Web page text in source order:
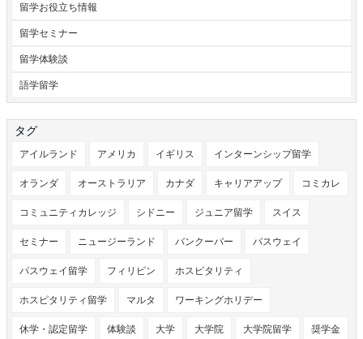
留学お役立ち情報
留学セミナー
留学体験談
語学留学
タグ
アイルランド アメリカ イギリス インターンシップ留学
オランダ オーストラリア カナダ キャリアアップ コミカレ
コミュニティカレッジ シドニー ジュニア留学 スイス
セミナー ニュージーランド バンクーバー パスウェイ
パスウェイ留学 フィリピン ホスピタリティ
ホスピタリティ留学 マルタ ワーキングホリデー
休学・認定留学 体験談 大学 大学院 大学院留学 奨学金